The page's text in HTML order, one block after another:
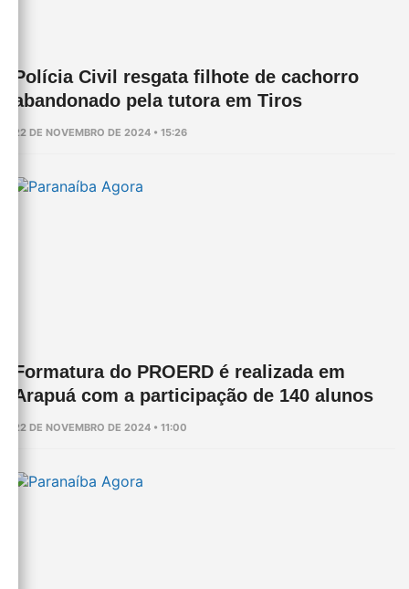
Polícia Civil resgata filhote de cachorro
abandonado pela tutora em Tiros
22 DE NOVEMBRO DE 2024 • 15:26
Formatura do PROERD é realizada em
Arapuá com a participação de 140 alunos
22 DE NOVEMBRO DE 2024 • 11:00